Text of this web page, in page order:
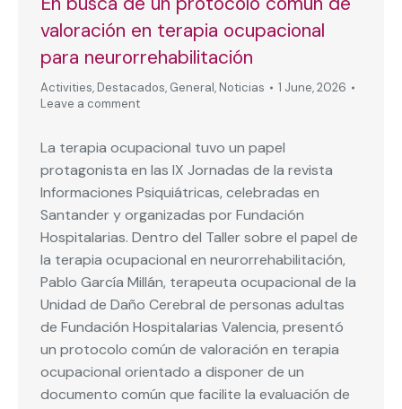
valoración en terapia ocupacional
para neurorrehabilitación
Activities, Destacados, General, Noticias
1 June, 2026
Leave a comment
La terapia ocupacional tuvo un papel
protagonista en las IX Jornadas de la revista
Informaciones Psiquiátricas, celebradas en
Santander y organizadas por Fundación
Hospitalarias. Dentro del Taller sobre el papel de
la terapia ocupacional en neurorrehabilitación,
Pablo García Millán, terapeuta ocupacional de la
Unidad de Daño Cerebral de personas adultas
de Fundación Hospitalarias Valencia, presentó
un protocolo común de valoración en terapia
ocupacional orientado a disponer de un
documento común que facilite la evaluación de